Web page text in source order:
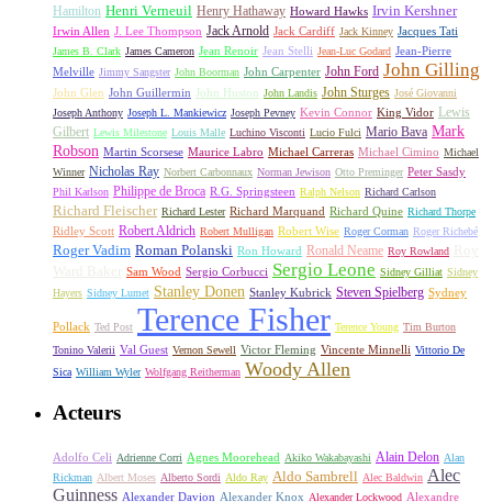
Hamilton Henri Verneuil Henry Hathaway Howard Hawks Irvin Kershner
Irwin Allen J. Lee Thompson Jack Arnold Jack Cardiff Jack Kinney Jacques Tati
James B. Clark James Cameron Jean Renoir Jean Stelli Jean-Luc Godard Jean-Pierre
Melville Jimmy Sangster John Boorman John Carpenter John Ford John Gilling
John Glen John Guillermin John Huston John Landis John Sturges José Giovanni
Joseph Anthony Joseph L. Mankiewicz Joseph Pevney Kevin Connor King Vidor Lewis
Gilbert Lewis Milestone Louis Malle Luchino Visconti Lucio Fulci Mario Bava Mark
Robson Martin Scorsese Maurice Labro Michael Carreras Michael Cimino Michael
Winner Nicholas Ray Norbert Carbonnaux Norman Jewison Otto Preminger Peter Sasdy
Phil Karlson Philippe de Broca R.G. Springsteen Ralph Nelson Richard Carlson
Richard Fleischer Richard Lester Richard Marquand Richard Quine Richard Thorpe
Ridley Scott Robert Aldrich Robert Mulligan Robert Wise Roger Corman Roger Richebé
Roger Vadim Roman Polanski Ron Howard Ronald Neame Roy Rowland
Roy
Ward Baker Sam Wood Sergio Corbucci Sergio Leone Sidney Gilliat Sidney
Hayers Sidney Lumet Stanley Donen Stanley Kubrick Steven Spielberg Sydney
Pollack Ted Post Terence Fisher Terence Young Tim Burton
Tonino Valerii Val Guest Vernon Sewell Victor Fleming Vincente Minnelli Vittorio De
Sica William Wyler Wolfgang Reitherman Woody Allen
Acteurs
Adolfo Celi Adrienne Corri Agnes Moorehead Akiko Wakabayashi Alain Delon Alan
Rickman Albert Moses Alberto Sordi Aldo Ray Aldo Sambrell Alec Baldwin Alec
Guinness Alexander Davion Alexander Knox Alexander Lockwood Alexandre